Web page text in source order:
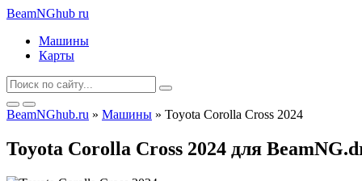
BeamNGhub ru
Машины
Карты
BeamNGhub.ru » Машины » Toyota Corolla Cross 2024
Toyota Corolla Cross 2024 для